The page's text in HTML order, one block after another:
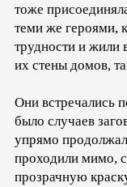
тоже
теми же героями,
трудности и жили
их стены домов,
Они встречались
было случаев
упрямо
проходили мимо,
прозрачную